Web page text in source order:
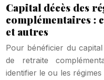
Capital décès des
complémentaires :
et autres
Pour bénéficier du
de retraite
identifier le ou les